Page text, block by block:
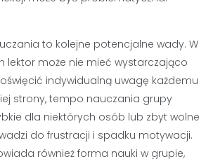
to kolejne potencjalne wady. W
lektor może nie mieć wystarczająco
indywidualną uwagę każdemu
strony, tempo nauczania grupy
dla niektórych osób lub zbyt wolne
do frustracji i spadku motywacji.
również forma nauki w grupie,